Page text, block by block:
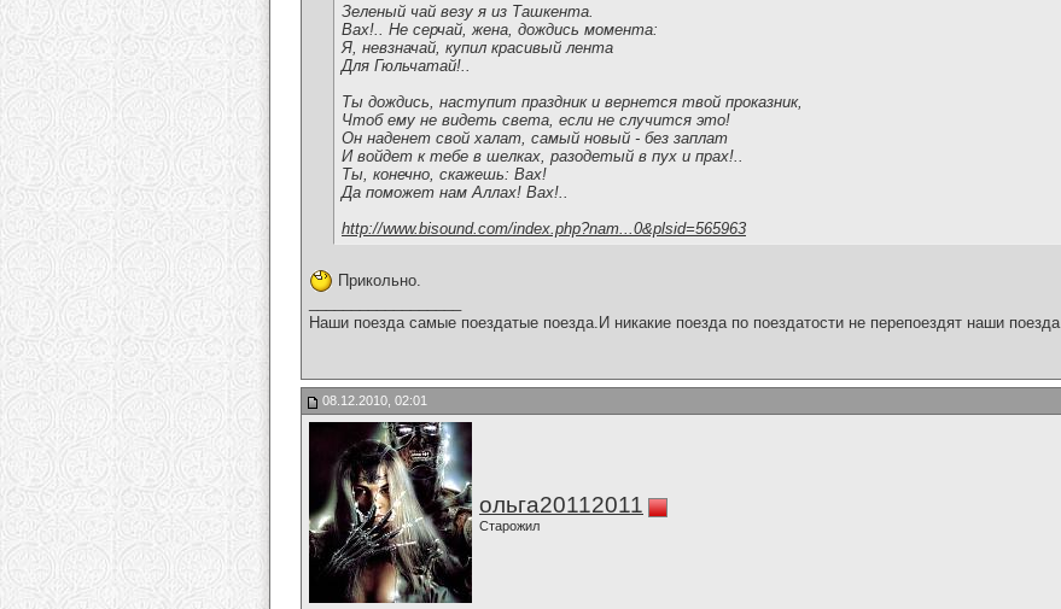
Зеленый чай везу я из Ташкента.
Вах!.. Не серчай, жена, дождись момента:
Я, невзначай, купил красивый лента
Для Гюльчатай!..
Ты дождись, наступит праздник и вернется твой проказник,
Чтоб ему не видеть света, если не случится это!
Он наденет свой халат, самый новый - без заплат
И войдет к тебе в шелках, разодетый в пух и прах!..
Ты, конечно, скажешь: Вах!
Да поможет нам Аллах! Вах!..
http://www.bisound.com/index.php?nam...0&plsid=565963
Прикольно.
Наши поезда самые поездатые поезда.И никакие поезда по поездатости не перепоездят наши поезда.
08.12.2010, 02:01
ольга20112011
Старожил